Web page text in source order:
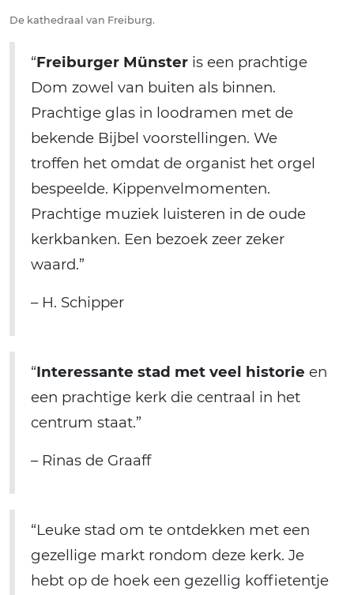
De kathedraal van Freiburg.
“Freiburger Münster is een prachtige
Dom zowel van buiten als binnen.
Prachtige glas in loodramen met de
bekende Bijbel voorstellingen. We
troffen het omdat de organist het orgel
bespeelde. Kippenvelmomenten.
Prachtige muziek luisteren in de oude
kerkbanken. Een bezoek zeer zeker
waard.”
– H. Schipper
“Interessante stad met veel historie en
een prachtige kerk die centraal in het
centrum staat.”
– Rinas de Graaff
“Leuke stad om te ontdekken met een
gezellige markt rondom deze kerk. Je
hebt op de hoek een gezellig koffietentje